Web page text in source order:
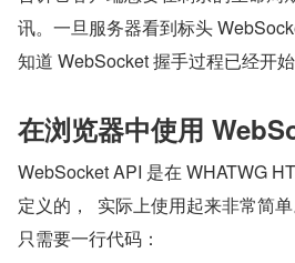
讯。一旦服务器看到标头
知道 WebSocket 握手过程已经开始
在浏览器中使用
WebSocket API 是在 WHATWG
定义的，  实际上使用起来非常简
只需要一行代码：